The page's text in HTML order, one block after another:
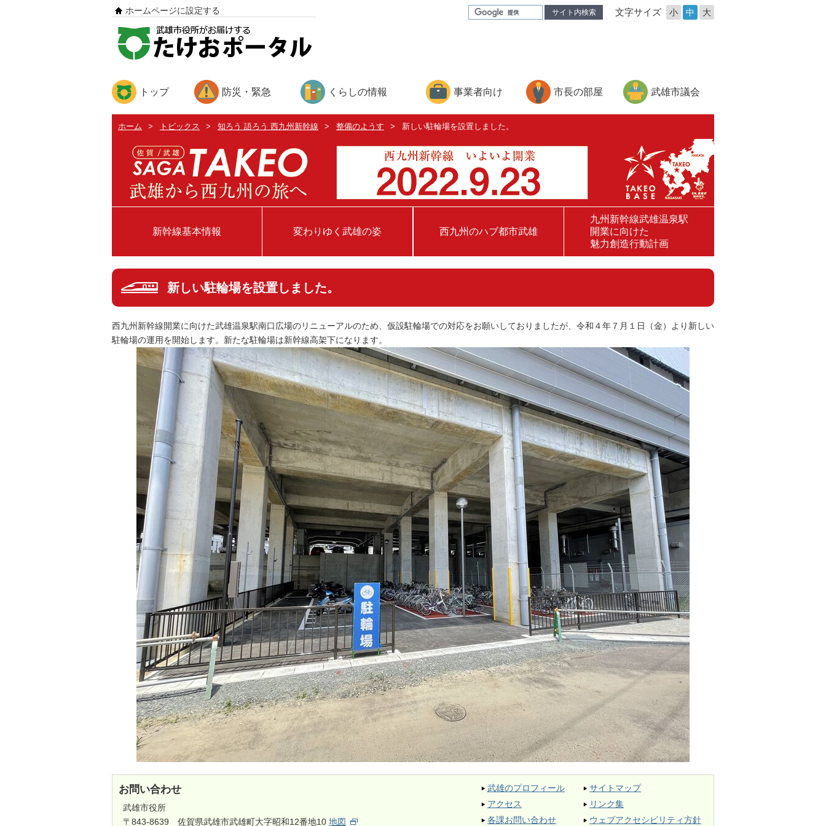
サイト内検索 文字サイズ 小 中 大
ホームページに設定する
トップ 防災・緊急 くらしの情報 事業者向け 市長の部屋 武雄市議会
ホーム > トピックス > 知ろう 語ろう 西九州新幹線 > 整備のようす > 新しい駐輪場を設置しました。
新幹線基本情報 変わりゆく武雄の姿 西九州のハブ都市武雄
九州新幹線武雄温泉駅
開業に向けた
魅力創造行動計画
新しい駐輪場を設置しました。
西九州新幹線開業に向けた武雄温泉駅南口広場のリニューアルのため、仮設駐輪場での対応をお願いしておりましたが、令和４年７月１日（金）より新しい
駐輪場の運用を開始します。新たな駐輪場は新幹線高架下になります。
お問い合わせ
武雄市役所
〒843-8639 佐賀県武雄市武雄町大字昭和12番地10地図
武雄のプロフィール
アクセス
各課お問い合わせ
サイトマップ
リンク集
ウェブアクセシビリティ方針